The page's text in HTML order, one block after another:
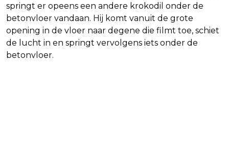
springt er opeens een andere krokodil onder de
betonvloer vandaan. Hij komt vanuit de grote
opening in de vloer naar degene die filmt toe, schiet
de lucht in en springt vervolgens iets onder de
betonvloer.